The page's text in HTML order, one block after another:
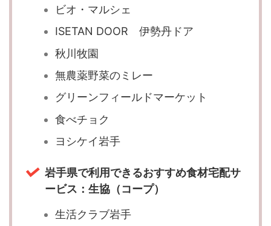
ビオ・マルシェ
ISETAN DOOR 伊勢丹ドア
秋川牧園
無農薬野菜のミレー
グリーンフィールドマーケット
食べチョク
ヨシケイ岩手
岩手県で利用できるおすすめ食材宅配サ
ービス：生協（コープ）
生活クラブ岩手